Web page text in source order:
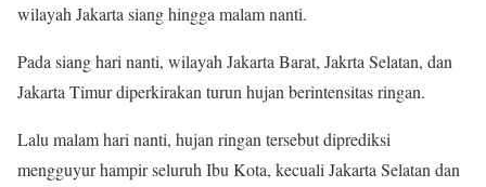
wilayah Jakarta siang hingga malam nanti.
Pada siang hari nanti, wilayah Jakarta Barat, Jakrta Selatan, dan
Jakarta Timur diperkirakan turun hujan berintensitas ringan.
Lalu malam hari nanti, hujan ringan tersebut diprediksi
mengguyur hampir seluruh Ibu Kota, kecuali Jakarta Selatan dan